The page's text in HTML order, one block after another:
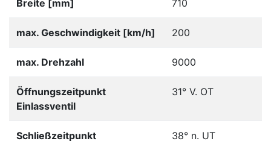
Breite [mm] 710
max. Geschwindigkeit [km/h] 200
max. Drehzahl 9000
Öffnungszeitpunkt
Einlassventil
31° V. OT
Schließzeitpunkt
38° n. UT